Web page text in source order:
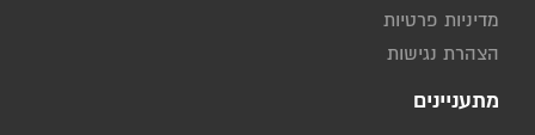
מדיניות פרטיות
הצהרת נגישות
מתעניינים